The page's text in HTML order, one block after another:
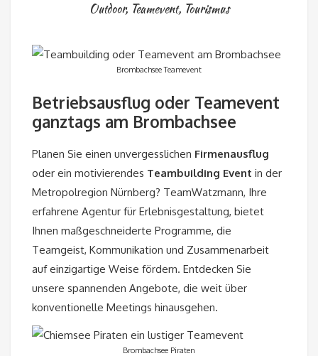
Outdoor, Teamevent, Tourismus
Brombachsee Teamevent
Betriebsausflug oder Teamevent
ganztags am Brombachsee
Planen Sie einen unvergesslichen Firmenausflug
oder ein motivierendes Teambuilding Event in der
Metropolregion Nürnberg? TeamWatzmann, Ihre
erfahrene Agentur für Erlebnisgestaltung, bietet
Ihnen maßgeschneiderte Programme, die
Teamgeist, Kommunikation und Zusammenarbeit
auf einzigartige Weise fördern. Entdecken Sie
unsere spannenden Angebote, die weit über
konventionelle Meetings hinausgehen.
Brombachsee Piraten